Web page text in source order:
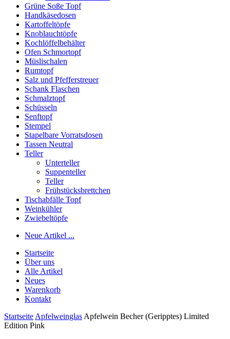
Grüne Soße Topf
Handkäsedosen
Kartoffeltöpfe
Knoblauchtöpfe
Kochlöffelbehälter
Ofen Schmortopf
Müslischalen
Rumtopf
Salz und Pfefferstreuer
Schank Flaschen
Schmalztopf
Schüsseln
Senftopf
Stempel
Stapelbare Vorratsdosen
Tassen Neutral
Teller
Unterteller
Suppenteller
Teller
Frühstücksbrettchen
Tischabfälle Topf
Weinkühler
Zwiebeltöpfe
Neue Artikel ...
Startseite
Über uns
Alle Artikel
Neues
Warenkorb
Kontakt
Startseite Apfelweinglas Apfelwein Becher (Geripptes) Limited
Edition Pink